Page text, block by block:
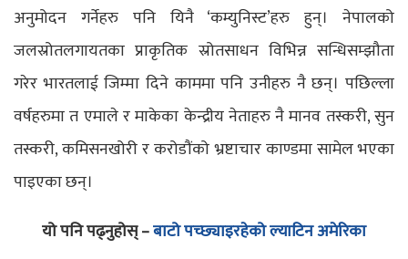
अनुमोदन गर्नेहरु पनि यिनै ‘कम्युनिस्ट’हरु हुन्। नेपालको
जलस्रोतलगायतका प्राकृतिक स्रोतसाधन विभिन्न सन्धिसम्झौता
गरेर भारतलाई जिम्मा दिने काममा पनि उनीहरु नै छन्। पछिल्ला
वर्षहरुमा त एमाले र माकेका केन्द्रीय नेताहरु नै मानव तस्करी, सुन
तस्करी, कमिसनखोरी र करोडौंको भ्रष्टाचार काण्डमा सामेल भएका
पाइएका छन्।
यो पनि पढ्नुहोस् –बाटो पच्छ्याइरहेको ल्याटिन अमेरिका